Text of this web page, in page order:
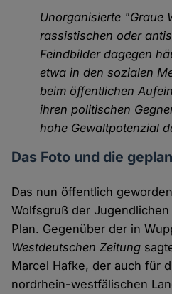
Unorganisierte "Graue
rassistischen oder
Feindbilder dagegen
etwa in den sozialen
beim öffentlichen
ihren politischen
hohe Gewaltpotenzial
Das Foto und die
Das nun öffentlich
Wolfsgruß der
Plan. Gegenüber der in
Westdeutschen Zeitung
Marcel Hafke, der auch für
nordrhein-westfälischen